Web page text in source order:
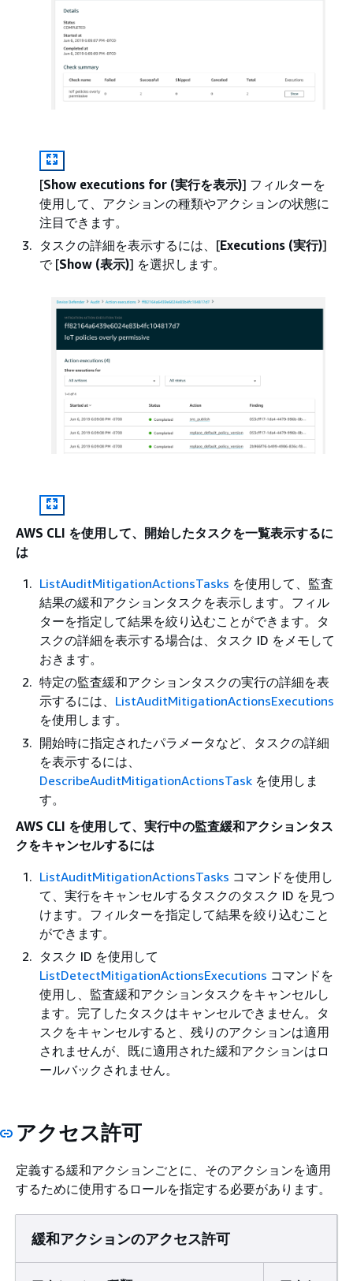
[Show executions for (実行を表示)] フィルターを
使用して、アクションの種類やアクションの状態に
注目できます。
タスクの詳細を表示するには、[Executions (実行)]
で [Show (表示)] を選択します。
AWS CLI を使用して、開始したタスクを一覧表示するに
は
ListAuditMitigationActionsTasks を使用して、監査
結果の緩和アクションタスクを表示します。フィル
ターを指定して結果を絞り込むことができます。タ
スクの詳細を表示する場合は、タスク ID をメモして
おきます。
特定の監査緩和アクションタスクの実行の詳細を表
示するには、 ListAuditMitigationActionsExecutions
を使用します。
開始時に指定されたパラメータなど、タスクの詳細
を表示するには、
DescribeAuditMitigationActionsTask を使用しま
す。
AWS CLI を使用して、実行中の監査緩和アクションタス
クをキャンセルするには
ListAuditMitigationActionsTasks コマンドを使用し
て、実行をキャンセルするタスクのタスク ID を見つ
けます。フィルターを指定して結果を絞り込むこと
ができます。
タスク ID を使用して
ListDetectMitigationActionsExecutions コマンドを
使用し、監査緩和アクションタスクをキャンセルし
ます。完了したタスクはキャンセルできません。タ
スクをキャンセルすると、残りのアクションは適用
されませんが、既に適用された緩和アクションはロ
ールバックされません。
アクセス許可
定義する緩和アクションごとに、そのアクションを適用
するために使用するロールを指定する必要があります。
緩和アクションのアクセス許可